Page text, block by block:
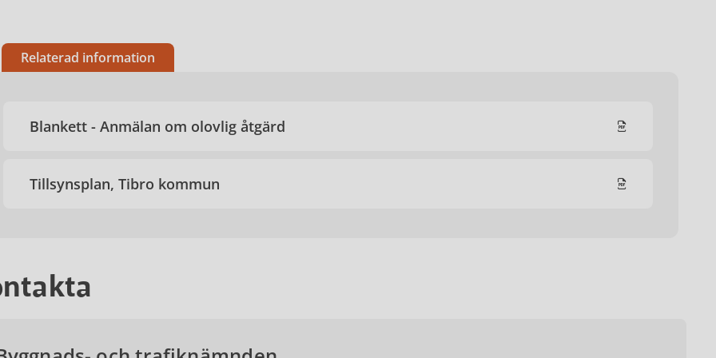
Relaterad information
Blankett - Anmälan om olovlig åtgärd
Tillsynsplan, Tibro kommun